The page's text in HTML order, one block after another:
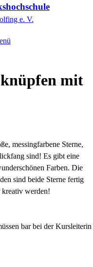
e. V.
mit
messingfarbene Sterne,
sind! Es gibt eine
Farben. Die
sind beide Sterne fertig
kreativ werden!
bar bei der Kursleiterin